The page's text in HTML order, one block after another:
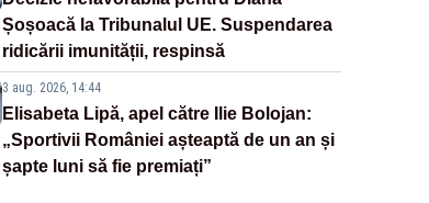
Șoșoacă la Tribunalul UE. Suspendarea
ridicării imunității, respinsă
3 aug. 2026, 14:44
Elisabeta Lipă, apel către Ilie Bolojan:
„Sportivii României așteaptă de un an și
șapte luni să fie premiați”